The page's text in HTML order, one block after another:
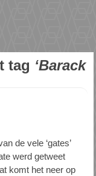
tag ‘Barack
de vele ‘gates’
werd getweet
komt het neer op